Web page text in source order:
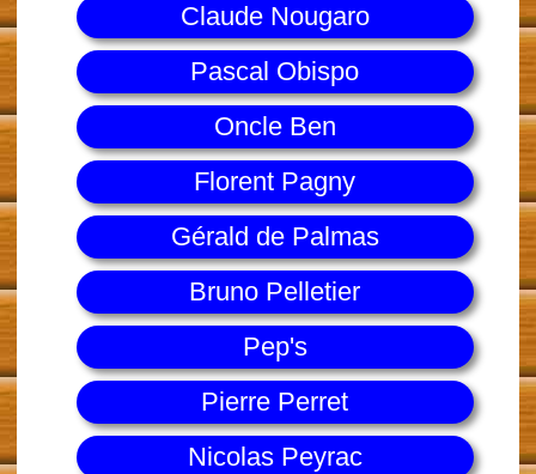
Claude Nougaro
Pascal Obispo
Oncle Ben
Florent Pagny
Gérald de Palmas
Bruno Pelletier
Pep's
Pierre Perret
Nicolas Peyrac